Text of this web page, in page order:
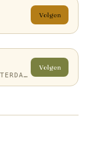
Volgen
BIJLMERPLEIN 687-G, 1102 DZ AMSTERDAM, NETHERLANDS
Volgen